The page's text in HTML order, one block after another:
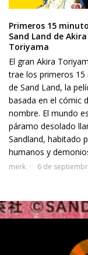
Primeros 15
Sand Land de Akira
Toriyama
El gran Akira
trae los primeros 15
de Sand Land, la
basada en el cómic
nombre. El mundo
páramo desolado
Sandland, habitado
humanos y
merk 6 de